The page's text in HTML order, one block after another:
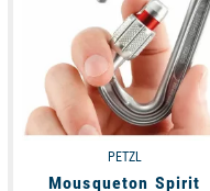
PETZL
Mousqueton Spirit